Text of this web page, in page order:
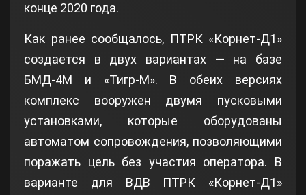
конце 2020 года.
Как ранее сообщалось, ПТРК «Корнет-Д1»
создается в двух вариантах — на базе
БМД-4М и «Тигр-М». В обеих версиях
комплекс вооружен двумя пусковыми
установками, которые оборудованы
автоматом сопровождения, позволяющими
поражать цель без участия оператора. В
варианте для ВДВ ПТРК «Корнет-Д1»